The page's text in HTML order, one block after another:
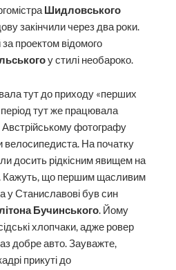
Шидловського
закінчили через два роки.
проектом відомого
у стилі необароко.
тут до приходу «перших
період тут же працювала
Австрійському фотографу
велосипедиста. На початку
досить рідкісним явищем на
Кажуть, що першим щасливим
у Станиславові був син
Бучинського. Йому
хлопчаки, адже ровер
добре авто. Зауважте,
прикуті до